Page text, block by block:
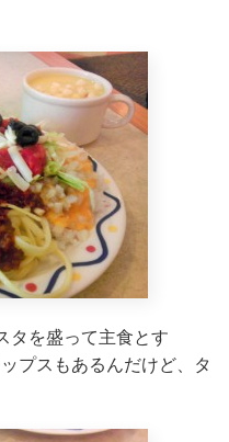
タを盛って主食とす
プスもあるんだけど、タ